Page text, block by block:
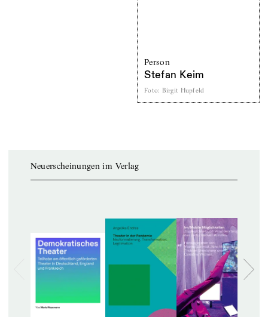
Person
Stefan Keim
Foto: Birgit Hupfeld
Neuerscheinungen im Verlag